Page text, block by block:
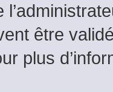
être
plus